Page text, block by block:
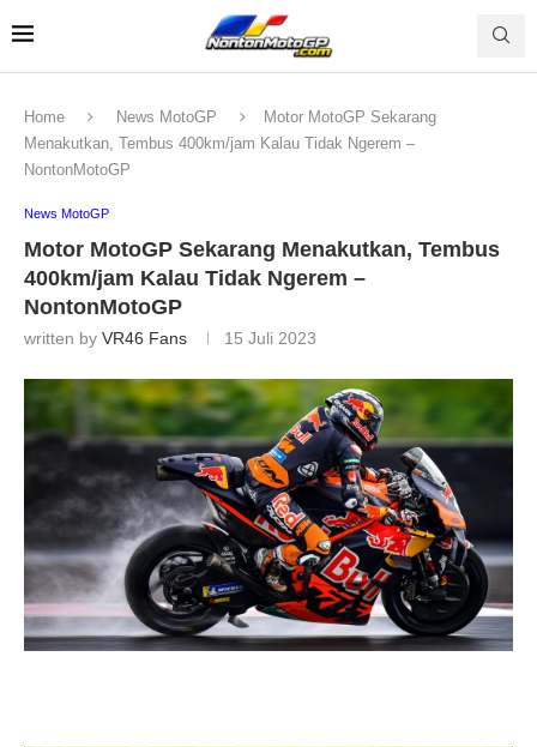
Home News MotoGP
Motor MotoGP Sekarang
Menakutkan, Tembus 400km/jam Kalau Tidak Ngerem –
NontonMotoGP
News MotoGP
Motor MotoGP Sekarang Menakutkan, Tembus
400km/jam Kalau Tidak Ngerem –
NontonMotoGP
written by VR46 Fans 15 Juli 2023